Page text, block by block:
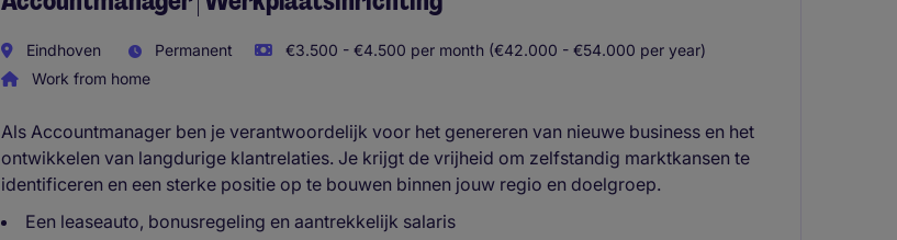
Eindhoven Permanent
€3.500 - €4.500 per month (€42.000 - €54.000 per year)
Work from home
Als Accountmanager ben je verantwoordelijk voor het genereren van nieuwe business en het
ontwikkelen van langdurige klantrelaties. Je krijgt de vrijheid om zelfstandig marktkansen te
identificeren en een sterke positie op te bouwen binnen jouw regio en doelgroep.
Een leaseauto, bonusregeling en aantrekkelijk salaris